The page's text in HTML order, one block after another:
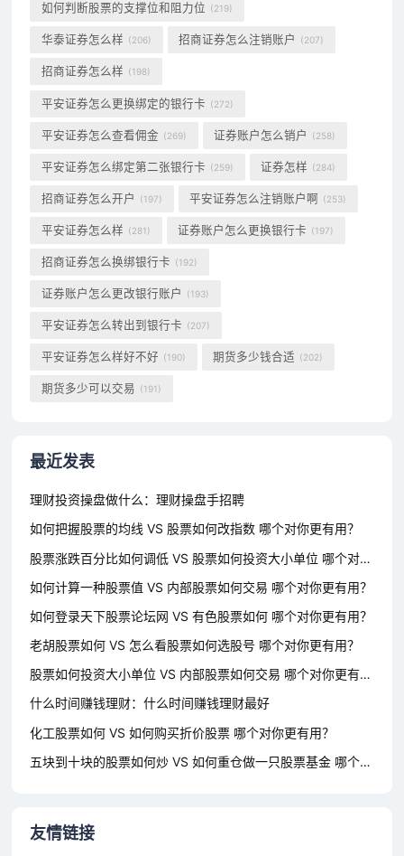
如何判断股票的支撑位和阻力位 (219)
华泰证券怎么样 (206) 招商证券怎么注销账户 (207)
招商证券怎么样 (198)
平安证券怎么更换绑定的银行卡 (272)
平安证券怎么查看佣金 (269) 证券账户怎么销户 (258)
平安证券怎么绑定第二张银行卡 (259) 证券怎样 (284)
招商证券怎么开户 (197) 平安证券怎么注销账户啊 (253)
平安证券怎么样 (281) 证券账户怎么更换银行卡 (197)
招商证券怎么换绑银行卡 (192)
证券账户怎么更改银行账户 (193)
平安证券怎么转出到银行卡 (207)
平安证券怎么样好不好 (190) 期货多少钱合适 (202)
期货多少可以交易 (191)
最近发表
理财投资操盘做什么：理财操盘手招聘
如何把握股票的均线 VS 股票如何改指数 哪个对你更有用？
股票涨跌百分比如何调低 VS 股票如何投资大小单位 哪个对你更有用？
如何计算一种股票值 VS 内部股票如何交易 哪个对你更有用？
如何登录天下股票论坛网 VS 有色股票如何 哪个对你更有用？
老胡股票如何 VS 怎么看股票如何选股号 哪个对你更有用？
股票如何投资大小单位 VS 内部股票如何交易 哪个对你更有用？
什么时间赚钱理财：什么时间赚钱理财最好
化工股票如何 VS 如何购买折价股票 哪个对你更有用？
五块到十块的股票如何炒 VS 如何重仓做一只股票基金 哪个对你更有用？
友情链接